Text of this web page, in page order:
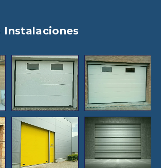
Instalaciones